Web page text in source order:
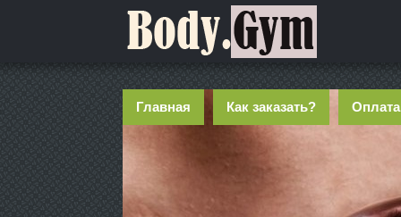
Главная Как заказать?